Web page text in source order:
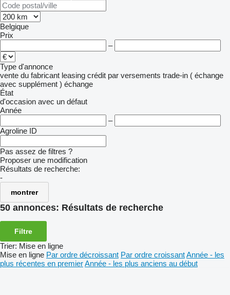
Belgique
Prix
–
Type d'annonce
vente du fabricant leasing crédit par versements trade-in ( échange
avec supplément ) échange
État
d'occasion avec un défaut
Année
–
Agroline ID
Pas assez de filtres ?
Proposer une modification
Résultats de recherche:
-
montrer
50 annonces: Résultats de recherche
Filtre
Trier: Mise en ligne
Mise en ligne Par ordre décroissant Par ordre croissantAnnée - les
plus récentes en premierAnnée - les plus anciens au début